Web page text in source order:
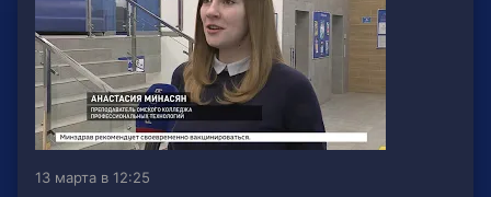
13 марта в 12:25